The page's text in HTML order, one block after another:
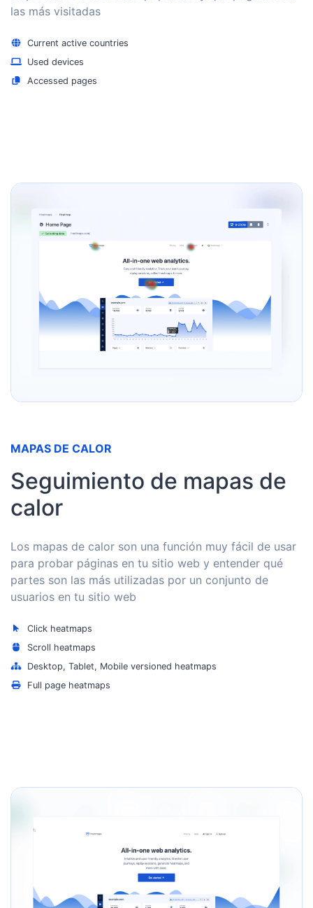
las más visitadas
Current active countries
Used devices
Accessed pages
MAPAS DE CALOR
Seguimiento de mapas de
calor
Los mapas de calor son una función muy fácil de usar
para probar páginas en tu sitio web y entender qué
partes son las más utilizadas por un conjunto de
usuarios en tu sitio web
Click heatmaps
Scroll heatmaps
Desktop, Tablet, Mobile versioned heatmaps
Full page heatmaps